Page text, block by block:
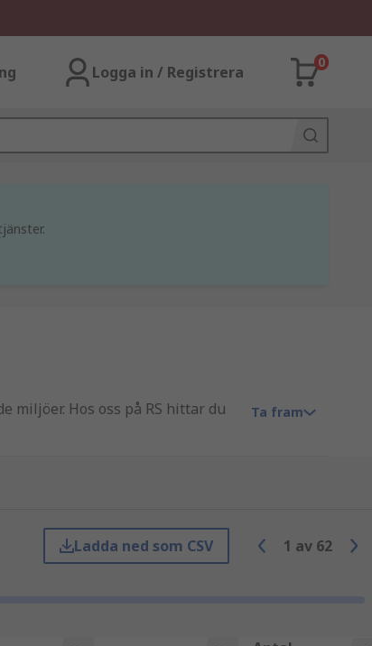
Logga in / Registrera
0
miljöer. Hos oss på RS hittar du
som uppfyller höga krav på
Ta fram
Ladda ned som CSV 1 av 62